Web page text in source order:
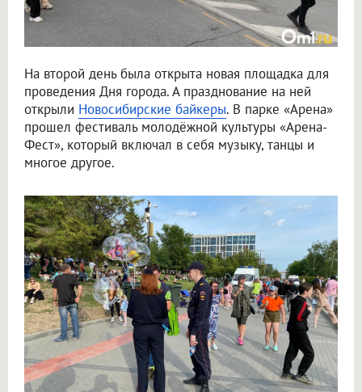
На второй день была открыта новая площадка для
проведения Дня города. А празднование на ней
открыли Новосибирские байкеры. В парке «Арена»
прошел фестиваль молодёжной культуры «Арена-
Фест», который включал в себя музыку, танцы и
многое другое.